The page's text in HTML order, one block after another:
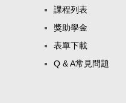
課程列表
獎助學金
表單下載
Q & A常見問題